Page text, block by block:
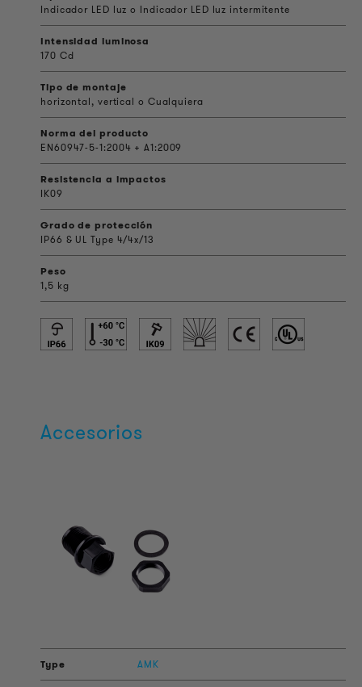
Indicador LED luz o Indicador LED luz intermitente
Intensidad luminosa
170 Cd
Tipo de montaje
horizontal, vertical o Cualquiera
Norma del producto
EN60947-5-1:2004 + A1:2009
Resistencia a impactos
IK09
Grado de protección
IP66 & UL Type 4/4x/13
Peso
1,5 kg
Accesorios
AMK